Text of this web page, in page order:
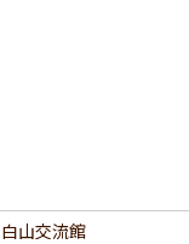
白山交流館